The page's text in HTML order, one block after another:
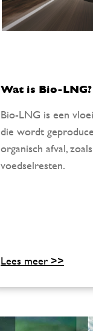
Wat is Bio-LNG?
Bio-LNG is een
die wordt
organisch afval,
voedselresten.
Lees meer >>